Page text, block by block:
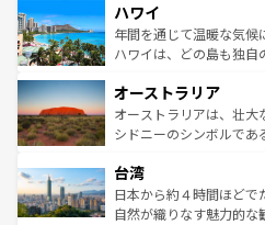
ば市内交通費無料で観光を楽
着のスイス情報はコンテ
のような巨大都市は、観
ンメントが詰まった刺激
西部には大自然が広がり
部のニューオーリンズで
文化が魅力。旅行者はア
しみながら、その多様性
ならではの贅沢な旅のスタイルだ。 なお
情報はコンテンツ一覧を
ハワイ
年間を通じて温暖な気候
ハワイは、どの島も独自
ワイ島は見逃せない。ま
島だが、静かな自然を求
おすすめ。エメラルドグ
れるおもてなしの心で訪
人々、おいしいローカル
ク、伝統的なフラダンス
オーストラリア
オーストラリアは、壮大
シドニーのシンボルであ
リアリーフや大陸中央部
ク）、タスマニアの美し
ど、見どころがたくさん
台湾
日本から約４時間ほどで
自然が織りなす魅力的な